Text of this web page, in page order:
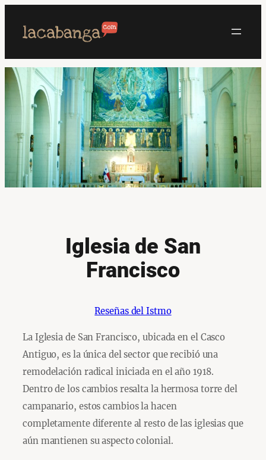
Iglesia de San
Francisco
Reseñas del Istmo
La Iglesia de San Francisco, ubicada en el Casco
Antiguo, es la única del sector que recibió una
remodelación radical iniciada en el año 1918.
Dentro de los cambios resalta la hermosa torre del
campanario, estos cambios la hacen
completamente diferente al resto de las iglesias que
aún mantienen su aspecto colonial.